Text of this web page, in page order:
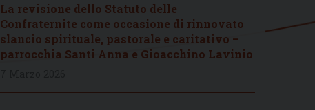
La revisione dello Statuto delle
Confraternite come occasione di rinnovato
slancio spirituale, pastorale e caritativo –
parrocchia Santi Anna e Gioacchino Lavinio